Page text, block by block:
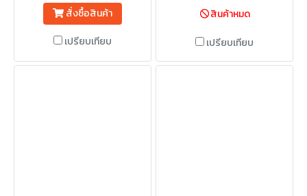
สั่งซื้อสินค้า
เปรียบเทียบ
สินค้าหมด
เปรียบเทียบ